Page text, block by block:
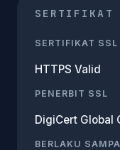
SERTIFIKAT
SERTIFIKAT SSL
HTTPS Valid
PENERBIT SSL
DigiCert Global
BERLAKU